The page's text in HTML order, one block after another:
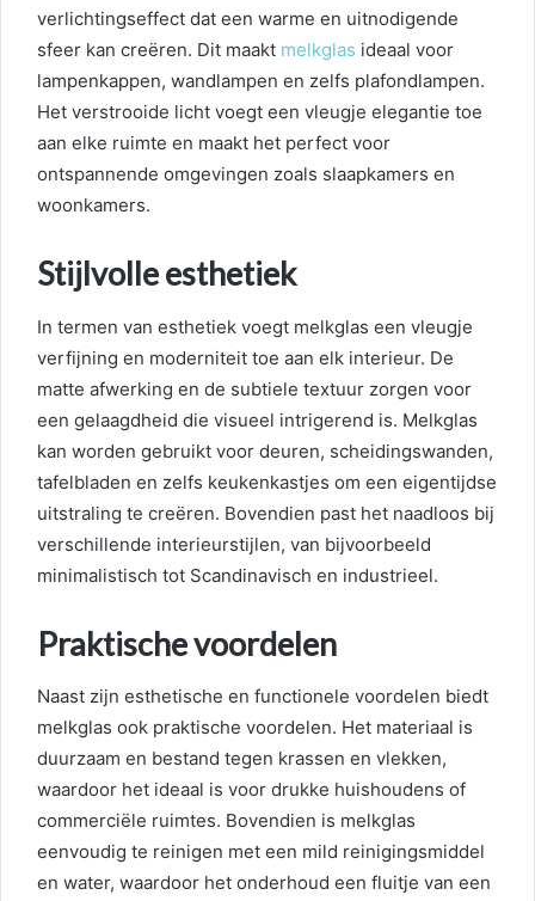
verlichtingseffect dat een warme en uitnodigende
sfeer kan creëren. Dit maakt melkglas ideaal voor
lampenkappen, wandlampen en zelfs plafondlampen.
Het verstrooide licht voegt een vleugje elegantie toe
aan elke ruimte en maakt het perfect voor
ontspannende omgevingen zoals slaapkamers en
woonkamers.
Stijlvolle esthetiek
In termen van esthetiek voegt melkglas een vleugje
verfijning en moderniteit toe aan elk interieur. De
matte afwerking en de subtiele textuur zorgen voor
een gelaagdheid die visueel intrigerend is. Melkglas
kan worden gebruikt voor deuren, scheidingswanden,
tafelbladen en zelfs keukenkastjes om een eigentijdse
uitstraling te creëren. Bovendien past het naadloos bij
verschillende interieurstijlen, van bijvoorbeeld
minimalistisch tot Scandinavisch en industrieel.
Praktische voordelen
Naast zijn esthetische en functionele voordelen biedt
melkglas ook praktische voordelen. Het materiaal is
duurzaam en bestand tegen krassen en vlekken,
waardoor het ideaal is voor drukke huishoudens of
commerciële ruimtes. Bovendien is melkglas
eenvoudig te reinigen met een mild reinigingsmiddel
en water, waardoor het onderhoud een fluitje van een